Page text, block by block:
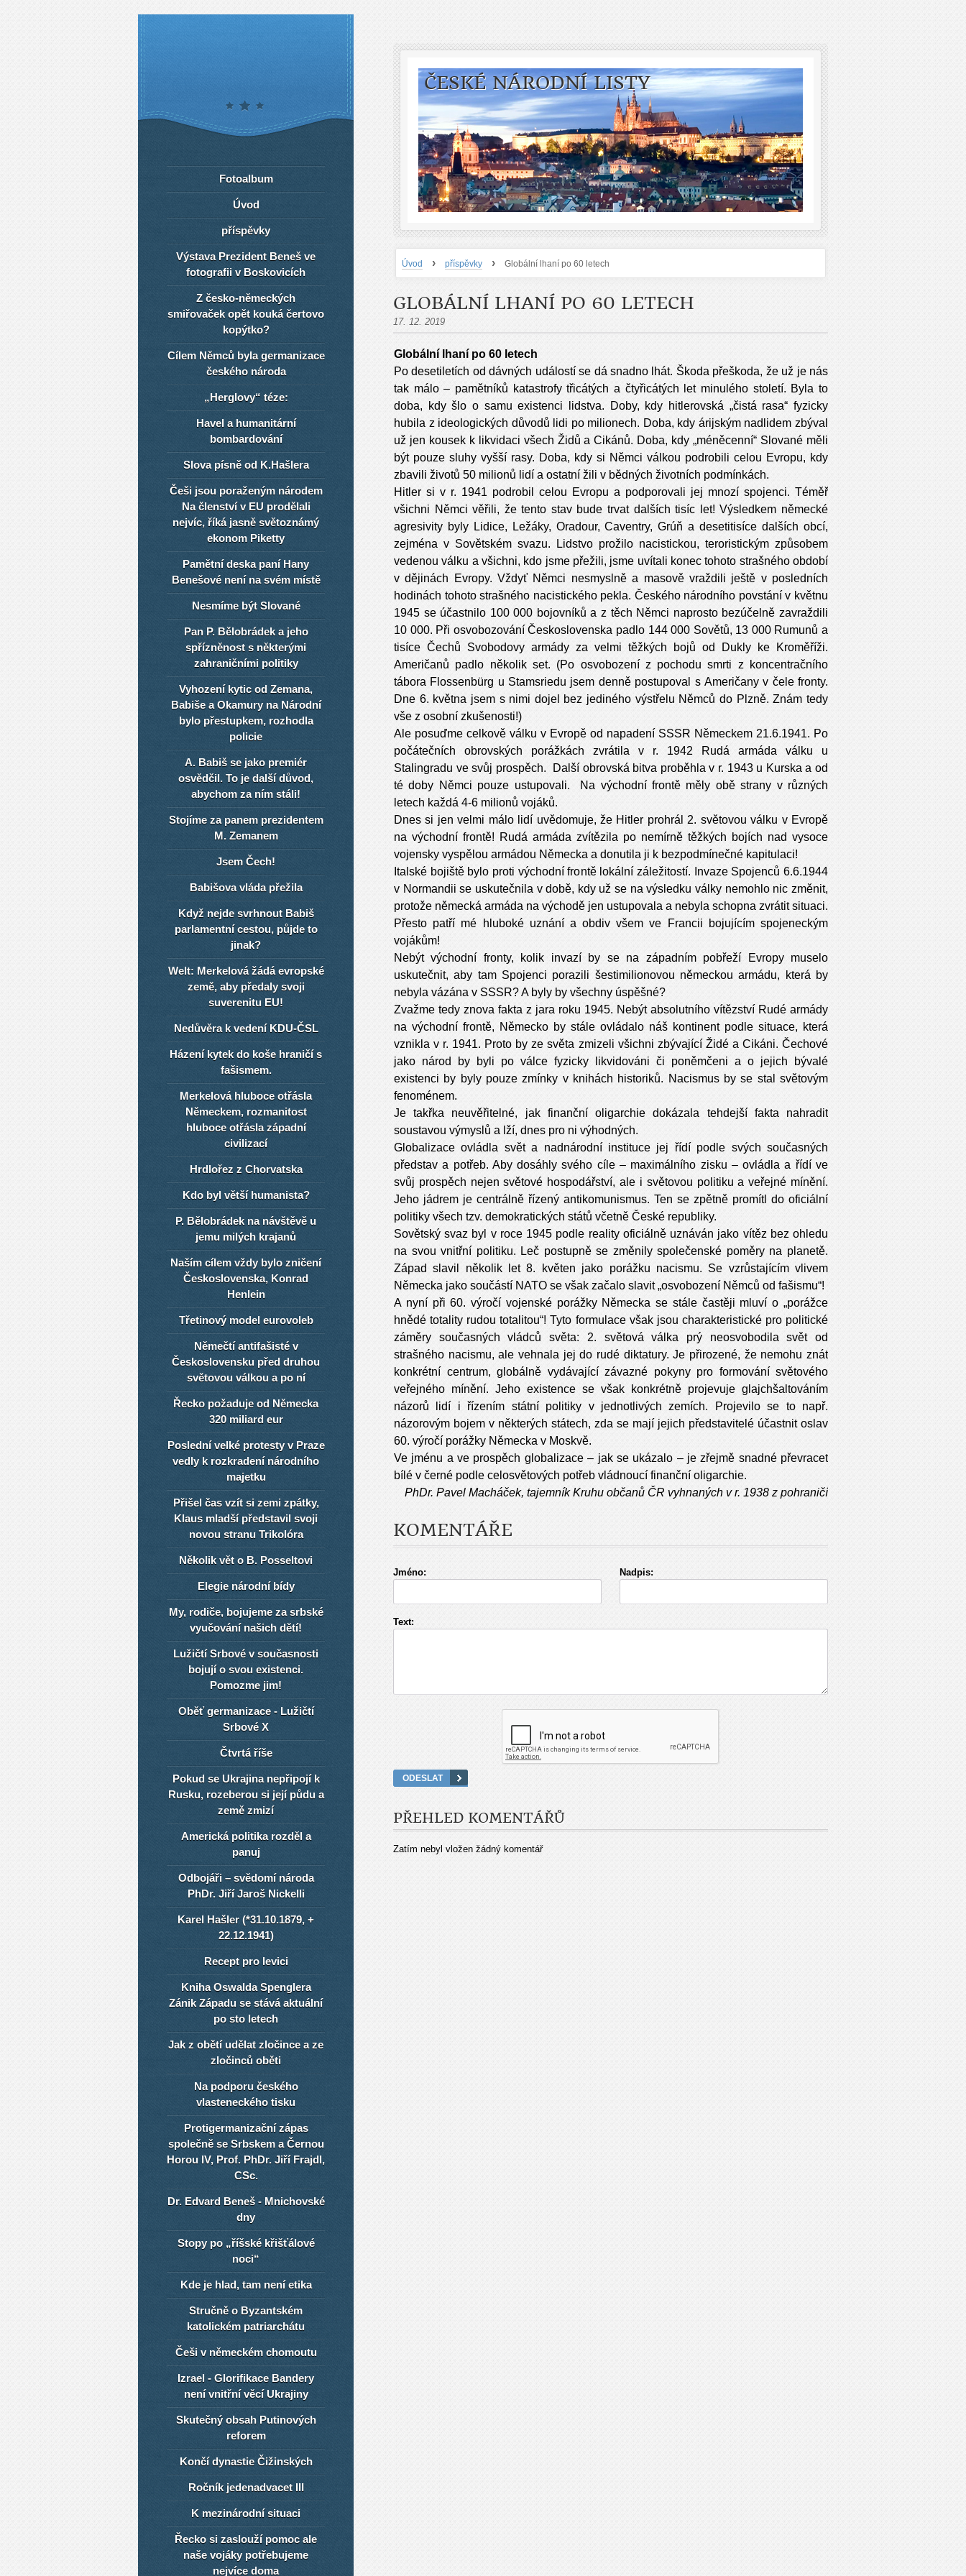
ČESKÉ NÁRODNÍ LISTY
Úvod › příspěvky › Globální lhaní po 60 letech
GLOBÁLNÍ LHANÍ PO 60 LETECH
17. 12. 2019
Globální lhaní po 60 letech
Po desetiletích od dávných událostí se dá snadno lhát. Škoda přeškoda, že už je nás
tak málo – pamětníků katastrofy třicátých a čtyřicátých let minulého století. Byla to
doba, kdy šlo o samu existenci lidstva. Doby, kdy hitlerovská „čistá rasa“ fyzicky
hubila z ideologických důvodů lidi po milionech. Doba, kdy árijským nadlidem zbýval
už jen kousek k likvidaci všech Židů a Cikánů. Doba, kdy „méněcenní“ Slované měli
být pouze sluhy vyšší rasy. Doba, kdy si Němci válkou podrobili celou Evropu, kdy
zbavili životů 50 milionů lidí a ostatní žili v bědných životních podmínkách.
Hitler si v r. 1941 podrobil celou Evropu a podporovali jej mnozí spojenci. Téměř
všichni Němci věřili, že tento stav bude trvat dalších tisíc let! Výsledkem německé
agresivity byly Lidice, Ležáky, Oradour, Caventry, Grúň a desetitisíce dalších obcí,
zejména v Sovětském svazu. Lidstvo prožilo nacistickou, teroristickým způsobem
vedenou válku a všichni, kdo jsme přežili, jsme uvítali konec tohoto strašného období
v dějinách Evropy. Vždyť Němci nesmyslně a masově vraždili ještě v posledních
hodinách tohoto strašného nacistického pekla. Českého národního povstání v květnu
1945 se účastnilo 100 000 bojovníků a z těch Němci naprosto bezúčelně zavraždili
10 000. Při osvobozování Československa padlo 144 000 Sovětů, 13 000 Rumunů a
tisíce Čechů Svobodovy armády za velmi těžkých bojů od Dukly ke Kroměříži.
Američanů padlo několik set. (Po osvobození z pochodu smrti z koncentračního
tábora Flossenbürg u Stamsriedu jsem denně postupoval s Američany v čele fronty.
Dne 6. května jsem s nimi dojel bez jediného výstřelu Němců do Plzně. Znám tedy
vše z osobní zkušenosti!)
Ale posuďme celkově válku v Evropě od napadení SSSR Německem 21.6.1941. Po
počátečních obrovských porážkách zvrátila v r. 1942 Rudá armáda válku u
Stalingradu ve svůj prospěch. Další obrovská bitva proběhla v r. 1943 u Kurska a od
té doby Němci pouze ustupovali. Na východní frontě měly obě strany v různých
letech každá 4-6 milionů vojáků.
Dnes si jen velmi málo lidí uvědomuje, že Hitler prohrál 2. světovou válku v Evropě
na východní frontě! Rudá armáda zvítězila po nemírně těžkých bojích nad vysoce
vojensky vyspělou armádou Německa a donutila ji k bezpodmínečné kapitulaci!
Italské bojiště bylo proti východní frontě lokální záležitostí. Invaze Spojenců 6.6.1944
v Normandii se uskutečnila v době, kdy už se na výsledku války nemohlo nic změnit,
protože německá armáda na východě jen ustupovala a nebyla schopna zvrátit situaci.
Přesto patří mé hluboké uznání a obdiv všem ve Francii bojujícím spojeneckým
vojákům!
Nebýt východní fronty, kolik invazí by se na západním pobřeží Evropy muselo
uskutečnit, aby tam Spojenci porazili šestimilionovou německou armádu, která by
nebyla vázána v SSSR? A byly by všechny úspěšné?
Zvažme tedy znova fakta z jara roku 1945. Nebýt absolutního vítězství Rudé armády
na východní frontě, Německo by stále ovládalo náš kontinent podle situace, která
vznikla v r. 1941. Proto by ze světa zmizeli všichni zbývající Židé a Cikáni. Čechové
jako národ by byli po válce fyzicky likvidováni či poněmčeni a o jejich bývalé
existenci by byly pouze zmínky v knihách historiků. Nacismus by se stal světovým
fenoménem.
Je takřka neuvěřitelné, jak finanční oligarchie dokázala tehdejší fakta nahradit
soustavou výmyslů a lží, dnes pro ni výhodných.
Globalizace ovládla svět a nadnárodní instituce jej řídí podle svých současných
představ a potřeb. Aby dosáhly svého cíle – maximálního zisku – ovládla a řídí ve
svůj prospěch nejen světové hospodářství, ale i světovou politiku a veřejné mínění.
Jeho jádrem je centrálně řízený antikomunismus. Ten se zpětně promítl do oficiální
politiky všech tzv. demokratických států včetně České republiky.
Sovětský svaz byl v roce 1945 podle reality oficiálně uznáván jako vítěz bez ohledu
na svou vnitřní politiku. Leč postupně se změnily společenské poměry na planetě.
Západ slavil několik let 8. květen jako porážku nacismu. Se vzrůstajícím vlivem
Německa jako součástí NATO se však začalo slavit „osvobození Němců od fašismu“!
A nyní při 60. výročí vojenské porážky Německa se stále častěji mluví o „porážce
hnědé totality rudou totalitou“! Tyto formulace však jsou charakteristické pro politické
záměry současných vládců světa: 2. světová válka prý neosvobodila svět od
strašného nacismu, ale vehnala jej do rudé diktatury. Je přirozené, že nemohu znát
konkrétní centrum, globálně vydávající závazné pokyny pro formování světového
veřejného mínění. Jeho existence se však konkrétně projevuje glajchšaltováním
názorů lidí i řízením státní politiky v jednotlivých zemích. Projevilo se to např.
názorovým bojem v některých státech, zda se mají jejich představitelé účastnit oslav
60. výročí porážky Německa v Moskvě.
Ve jménu a ve prospěch globalizace – jak se ukázalo – je zřejmě snadné převracet
bílé v černé podle celosvětových potřeb vládnoucí finanční oligarchie.
PhDr. Pavel Macháček, tajemník Kruhu občanů ČR vyhnaných v r. 1938 z pohraničí
KOMENTÁŘE
Jméno: Nadpis:
Text:
PŘEHLED KOMENTÁŘŮ
Zatím nebyl vložen žádný komentář
Fotoalbum
Úvod
příspěvky
Výstava Prezident Beneš ve
fotografii v Boskovicích
Z česko-německých
smiřovaček opět kouká čertovo
kopýtko?
Cílem Němců byla germanizace
českého národa
„Herglovy“ téze:
Havel a humanitární
bombardování
Slova písně od K.Hašlera
Češi jsou poraženým národem
Na členství v EU prodělali
nejvíc, říká jasně světoznámý
ekonom Piketty
Pamětní deska paní Hany
Benešové není na svém místě
Nesmíme být Slované
Pan P. Bělobrádek a jeho
spřízněnost s některými
zahraničními politiky
Vyhození kytic od Zemana,
Babiše a Okamury na Národní
bylo přestupkem, rozhodla
policie
A. Babiš se jako premiér
osvědčil. To je další důvod,
abychom za ním stáli!
Stojíme za panem prezidentem
M. Zemanem
Jsem Čech!
Babišova vláda přežila
Když nejde svrhnout Babiš
parlamentní cestou, půjde to
jinak?
Welt: Merkelová žádá evropské
země, aby předaly svoji
suverenitu EU!
Nedůvěra k vedení KDU-ČSL
Házení kytek do koše hraničí s
fašismem.
Merkelová hluboce otřásla
Německem, rozmanitost
hluboce otřásla západní
civilizací
Hrdlořez z Chorvatska
Kdo byl větší humanista?
P. Bělobrádek na návštěvě u
jemu milých krajanů
Naším cílem vždy bylo zničení
Československa, Konrad
Henlein
Třetinový model eurovoleb
Němečtí antifašisté v
Československu před druhou
světovou válkou a po ní
Řecko požaduje od Německa
320 miliard eur
Poslední velké protesty v Praze
vedly k rozkradení národního
majetku
Přišel čas vzít si zemi zpátky,
Klaus mladší představil svoji
novou stranu Trikolóra
Několik vět o B. Posseltovi
Elegie národní bídy
My, rodiče, bojujeme za srbské
vyučování našich dětí!
Lužičtí Srbové v současnosti
bojují o svou existenci.
Pomozme jim!
Oběť germanizace - Lužičtí
Srbové X
Čtvrtá říše
Pokud se Ukrajina nepřipojí k
Rusku, rozeberou si její půdu a
země zmizí
Americká politika rozděl a
panuj
Odbojáři – svědomí národa
PhDr. Jiří Jaroš Nickelli
Karel Hašler (*31.10.1879, +
22.12.1941)
Recept pro levici
Kniha Oswalda Spenglera
Zánik Západu se stává aktuální
po sto letech
Jak z obětí udělat zločince a ze
zločinců oběti
Na podporu českého
vlasteneckého tisku
Protigermanizační zápas
společně se Srbskem a Černou
Horou IV, Prof. PhDr. Jiří Frajdl,
CSc.
Dr. Edvard Beneš - Mnichovské
dny
Stopy po „říšské křišťálové
noci“
Kde je hlad, tam není etika
Stručně o Byzantském
katolickém patriarchátu
Češi v německém chomoutu
Izrael - Glorifikace Bandery
není vnitřní věcí Ukrajiny
Skutečný obsah Putinových
reforem
Končí dynastie Čižinských
Ročník jedenadvacet III
K mezinárodní situaci
Řecko si zaslouží pomoc ale
naše vojáky potřebujeme
nejvíce doma